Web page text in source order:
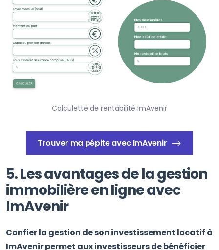
Calculette de rentabilité ImAvenir
Trouver ma pépite avec ImAvenir
5. Les avantages de la gestion
immobilière en ligne avec
ImAvenir
Confier la gestion de son investissement locatif à
ImAvenirpermet aux investisseurs de bénéficier